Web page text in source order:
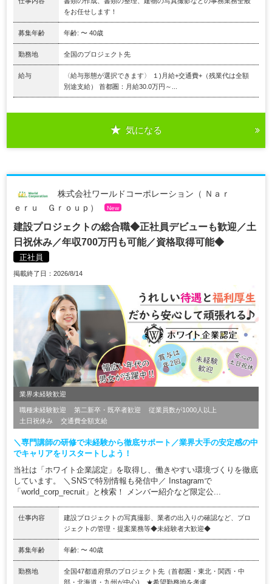
をお任せします！
募集年齢 年齢: 〜 40歳
勤務地 全国のプロジェクト先
給与
〈給与形態が選択できます〉 １)月給+交通費+（残業代は全額
別途支給） 首都圏：月給30.0万円～...
気になる
株式会社ワールドコーポレーション（ Ｎａｒ
ｅｒｕ Ｇｒｏｕｐ）
New
建設プロジェクトの総合職◆正社員デビューも歓迎／土
日祝休み／年収700万円も可能／資格取得可能◆
正社員
掲載終了日：2026/8/14
業界未経験歓迎
職種未経験歓迎 第二新卒・既卒者歓迎
従業員数が1000人以上
土日祝休み
交通費全額支給
＼専門講師の研修で未経験から徹底サポート／業界大手の安定感の中
でキャリアをリスタートしよう！
当社は「ホワイト企業認定」を取得し、働きやすい環境づくりを徹底
しています。 ＼SNSで特別情報も発信中／ Instagramで
「world_corp_recruit」と検索！ メンバー紹介など限定公...
仕事内容
建設プロジェクトの写真撮影、業者の出入りの確認など、プロ
ジェクトの管理・提案業務等◆未経験者大歓迎◆
募集年齢 年齢: 〜 40歳
勤務地
全国47都道府県のプロジェクト先（首都圏・東北・関西・中
部・北海道・九州が中心) ★希望勤務地を考慮